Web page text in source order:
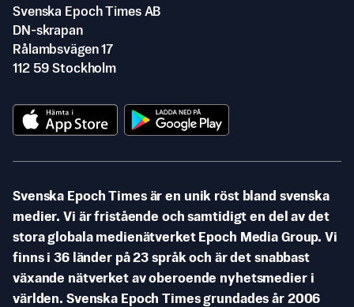
Svenska Epoch Times AB
DN-skrapan
Rålambsvägen 17
112 59 Stockholm
Svenska Epoch Times är en unik röst bland svenska
medier. Vi är fristående och samtidigt en del av det
stora globala medienätverket Epoch Media Group. Vi
finns i 36 länder på 23 språk och är det snabbast
växande nätverket av oberoende nyhetsmedier i
världen. Svenska Epoch Times grundades år 2006